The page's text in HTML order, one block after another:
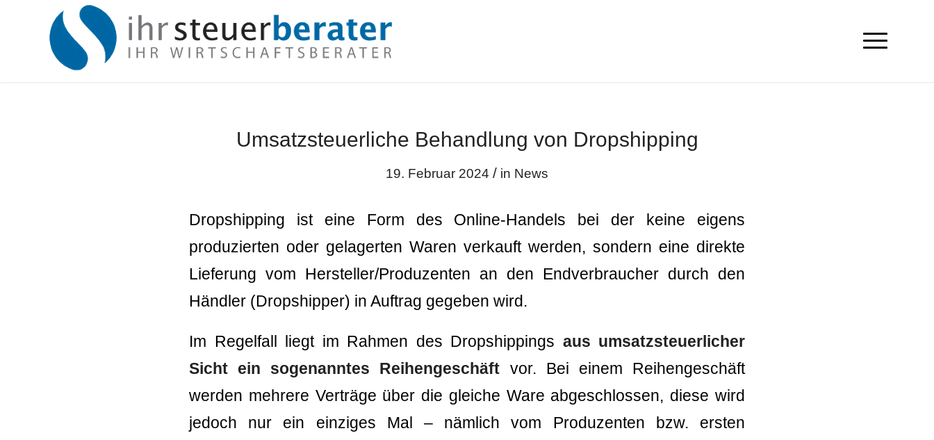
Umsatzsteuerliche Behandlung von Dropshipping
19. Februar 2024 / in News
Dropshipping ist eine Form des Online-Handels bei der keine eigens
produzierten oder gelagerten Waren verkauft werden, sondern eine direkte
Lieferung vom Hersteller/Produzenten an den Endverbraucher durch den
Händler (Dropshipper) in Auftrag gegeben wird.
Im Regelfall liegt im Rahmen des Dropshippings aus umsatzsteuerlicher
Sicht ein sogenanntes Reihengeschäft vor. Bei einem Reihengeschäft
werden mehrere Verträge über die gleiche Ware abgeschlossen, diese wird
jedoch nur ein einziges Mal – nämlich vom Produzenten bzw. ersten